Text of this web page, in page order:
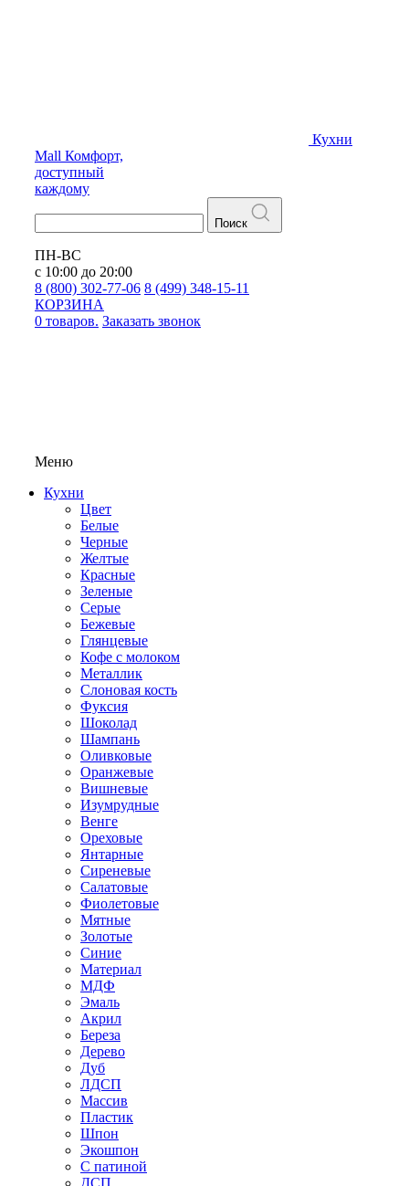
Кухни
Mall Комфорт,
доступный
каждому
Поиск
ПН-ВС
с 10:00 до 20:00
8 (800) 302-77-06 8 (499) 348-15-11
КОРЗИНА
0 товаров. Заказать звонок
Меню
Кухни
Цвет
Белые
Черные
Желтые
Красные
Зеленые
Серые
Бежевые
Глянцевые
Кофе с молоком
Металлик
Слоновая кость
Фуксия
Шоколад
Шампань
Оливковые
Оранжевые
Вишневые
Изумрудные
Венге
Ореховые
Янтарные
Сиреневые
Салатовые
Фиолетовые
Мятные
Золотые
Синие
Материал
МДФ
Эмаль
Акрил
Береза
Дерево
Дуб
ЛДСП
Массив
Пластик
Шпон
Экошпон
С патиной
ДСП